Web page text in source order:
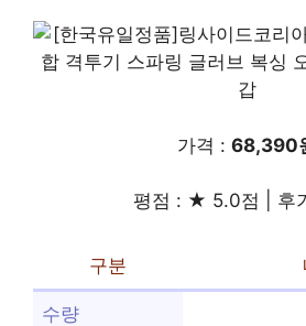
가격 : 68,390
평점 : ★ 5.0점 | 후
구분
수량